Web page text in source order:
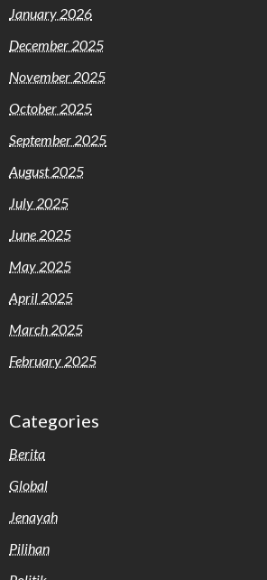
January 2026
December 2025
November 2025
October 2025
September 2025
August 2025
July 2025
June 2025
May 2025
April 2025
March 2025
February 2025
Categories
Berita
Global
Jenayah
Pilihan